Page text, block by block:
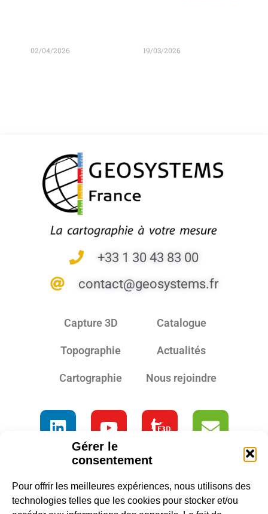
Gérer le
consentement
Pour offrir les meilleures expériences, nous utilisons des
technologies telles que les cookies pour stocker et/ou
02/04/2026 19/03/2026
+33 1 30 43 83 00
contact@geosystems.fr
Capture 3D
Topographie
Cartographie
Catalogue
Actualités
Nous rejoindre